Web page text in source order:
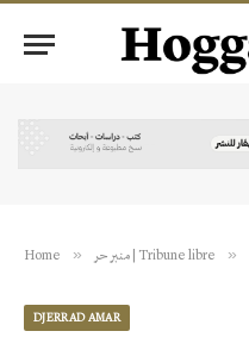
Home » منبر حر | Tribune libre »
DJERRAD AMAR